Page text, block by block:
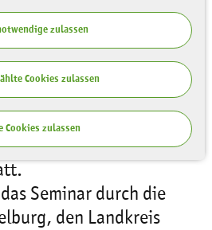
zulassen
Cookies zulassen
Cookies zulassen
4. November 2023
Parkseminar
veranstaltet mit
Sächsischer
Seminar durch die
den Landkreis